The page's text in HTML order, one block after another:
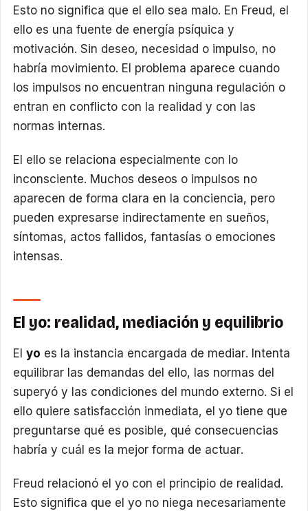
Esto no significa que el ello sea malo. En Freud, el
ello es una fuente de energía psíquica y
motivación. Sin deseo, necesidad o impulso, no
habría movimiento. El problema aparece cuando
los impulsos no encuentran ninguna regulación o
entran en conflicto con la realidad y con las
normas internas.
El ello se relaciona especialmente con lo
inconsciente. Muchos deseos o impulsos no
aparecen de forma clara en la conciencia, pero
pueden expresarse indirectamente en sueños,
síntomas, actos fallidos, fantasías o emociones
intensas.
El yo: realidad, mediación y equilibrio
Elyo es la instancia encargada de mediar. Intenta
equilibrar las demandas del ello, las normas del
superyó y las condiciones del mundo externo. Si el
ello quiere satisfacción inmediata, el yo tiene que
preguntarse qué es posible, qué consecuencias
habría y cuál es la mejor forma de actuar.
Freud relacionó el yo con el principio de realidad.
Esto significa que el yo no niega necesariamente